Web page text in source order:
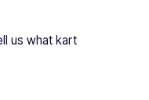
us what kart